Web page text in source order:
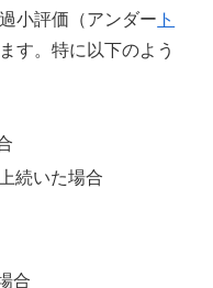
小評価（アンダー ト
す。特に以下のよう
続いた場合
合